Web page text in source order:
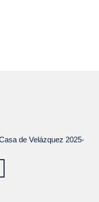
de Velázquez 2025-